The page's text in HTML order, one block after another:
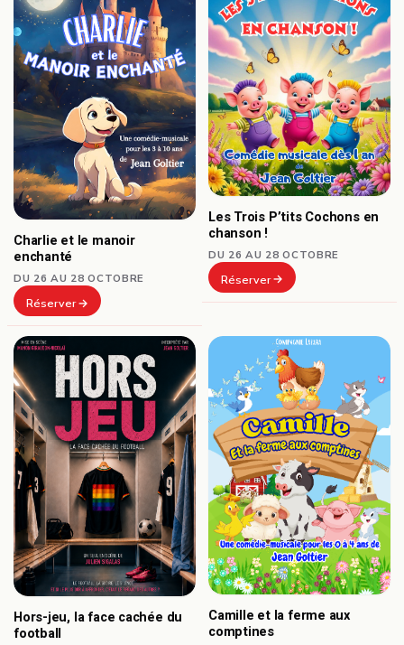
Charlie et le manoir
enchanté
DU 26 AU 28 OCTOBRE
Réserver
Les Trois P’tits Cochons en
chanson !
DU 26 AU 28 OCTOBRE
Réserver
Hors-jeu, la face cachée du
football
Camille et la ferme aux
comptines